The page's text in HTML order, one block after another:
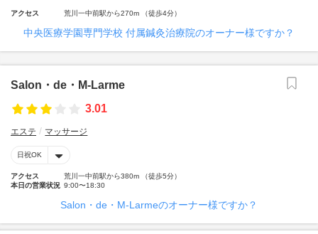
アクセス 荒川一中前駅から270m （徒歩4分）
中央医療学園専門学校 付属鍼灸治療院のオーナー様ですか？
Salon・de・M-Larme
3.01
エステ マッサージ
日祝OK
アクセス
荒川一中前駅から380m （徒歩5分）
本日の営業状況 9:00〜18:30
Salon・de・M-Larmeのオーナー様ですか？